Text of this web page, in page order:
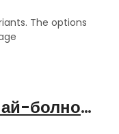
The options
Тениска Иван му е най-болно когато го черпят с безалкохолно